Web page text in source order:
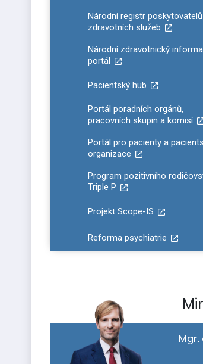
Národní registr poskytovatelů
zdravotních služeb
Národní zdravotnický
portál
Pacientský hub
Portál poradních orgánů,
pracovních skupin a komisí
Portál pro pacienty a
organizace
Program pozitivního
Triple P
Projekt Scope-IS
Reforma psychiatrie
Mgr.